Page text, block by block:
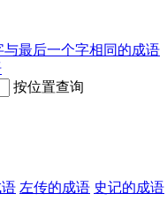
与最后一个字相同的成语
按位置查询
左传的成语 史记的成语